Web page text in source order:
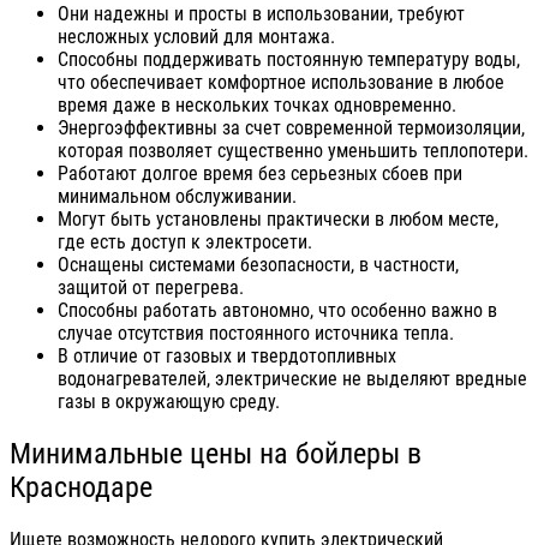
Они надежны и просты в использовании, требуют
несложных условий для монтажа.
Способны поддерживать постоянную температуру воды,
что обеспечивает комфортное использование в любое
время даже в нескольких точках одновременно.
Энергоэффективны за счет современной термоизоляции,
которая позволяет существенно уменьшить теплопотери.
Работают долгое время без серьезных сбоев при
минимальном обслуживании.
Могут быть установлены практически в любом месте,
где есть доступ к электросети.
Оснащены системами безопасности, в частности,
защитой от перегрева.
Способны работать автономно, что особенно важно в
случае отсутствия постоянного источника тепла.
В отличие от газовых и твердотопливных
водонагревателей, электрические не выделяют вредные
газы в окружающую среду.
Минимальные цены на бойлеры в
Краснодаре
Ищете возможность недорого купить электрический